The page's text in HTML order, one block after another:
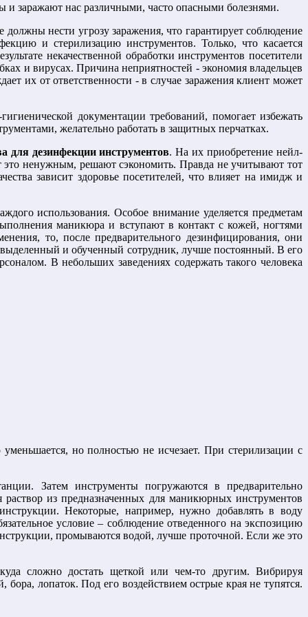
заражают нас различными, часто опасными болезнями.
нести угрозу заражения, что гарантирует соблюдение
и стерилизацию инструментов. Только, что касается
некачественной обработки инструментов посетители
и вирусах. Причина неприятностей - экономия владельцев
их от ответственности - в случае заражения клиент может
документации требований, помогает избежать
желательно работать в защитных перчатках.
для дезинфекции инструментов. На их приобретение нейл-
ненужным, решают сэкономить. Правда не учитывают тот
зависит здоровье посетителей, что влияет на имидж и
использования. Особое внимание уделяется предметам
маникюра и вступают в контакт с кожей, ногтями
то, после предварительного дезинфицирования, они
и обученный сотрудник, лучше постоянный. В его
В небольших заведениях содержать такого человека
но полностью не исчезает. При стерилизации с
Затем инструменты погружаются в предварительно
раствор из предназначенных для маникюрных инструментов
Некоторые, например, нужно добавлять в воду
условие – соблюдение отведенного на экспозицию
промываются водой, лучше проточной. Если же это
куда сложно достать щеткой или чем-то другим. Вибрируя
лопаток. Под его воздействием острые края не тупятся.